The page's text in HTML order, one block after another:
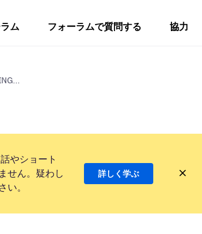
ム フォーラムで質問する 協力
やショート
せん。疑わし
い。
詳しく学ぶ